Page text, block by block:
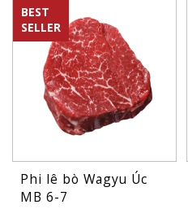
BEST
SELLER
Phi lê bò Wagyu Úc
MB 6-7